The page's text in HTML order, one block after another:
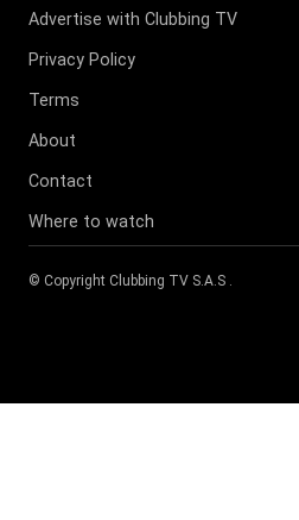
Advertise with Clubbing TV
Privacy Policy
Terms
About
Contact
Where to watch
© Copyright Clubbing TV S.A.S .